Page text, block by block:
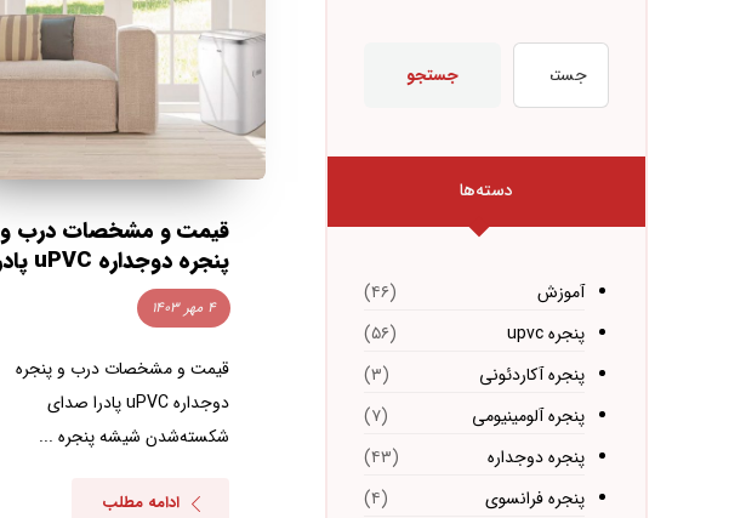
قیمت و مشخصات درب و
پنجره دوجداره uPVC پادرا
۴ مهر ۱۴۰۳
قیمت و مشخصات درب و پنجره
دوجداره uPVC پادرا صدای
شکسته‌شدن شیشه پنجره ...
ادامه مطلب
جستجو
دسته‌ها
آموزش
(۴۶)
پنجره upvc
(۵۶)
پنجره آکاردئونی
(۳)
پنجره آلومینیومی
(۷)
پنجره دوجداره
(۴۳)
پنجره فرانسوی
(۴)